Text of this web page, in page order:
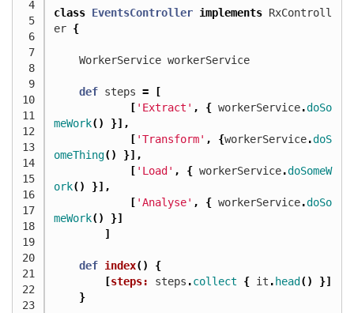
4
5
6
7
8
9
10
11
12
13
14
15
16
17
18
19
20
21
22
23
class EventsController implements RxControll
er {
WorkerService workerService
def steps =
[
[ 'Extract' , { workerService.doSo
meWork()
}],
[ 'Transform' , {workerService.doS
omeThing()
}],
[ 'Load' , { workerService.doSomeW
ork()
}],
[ 'Analyse' , { workerService.doSo
meWork()
}]
]
def index()
{
[steps: steps .collect { it .head()
}]
}